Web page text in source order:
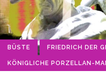
BÜSTE FRIEDRICH DER
KÖNIGLICHE PORZELLAN-